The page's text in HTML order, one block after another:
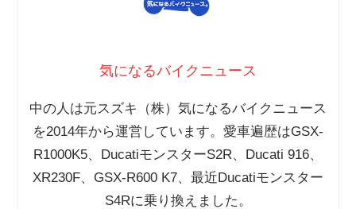
気になるバイクニュース
中の人は元スズキ（株）気になるバイクニュース
を2014年から運営しています。愛車遍歴はGSX-
R1000K5、DucatiモンスターS2R、Ducati 916、
XR230F、GSX-R600 K7、最近Ducatiモンスター
S4Rに乗り換えました。